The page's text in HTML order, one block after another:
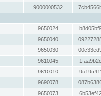
9000000532
9650024
9650040
9650030
9610045
9610010
9690078
9650073